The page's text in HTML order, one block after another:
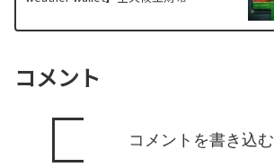
コメント
コメントを書き込む